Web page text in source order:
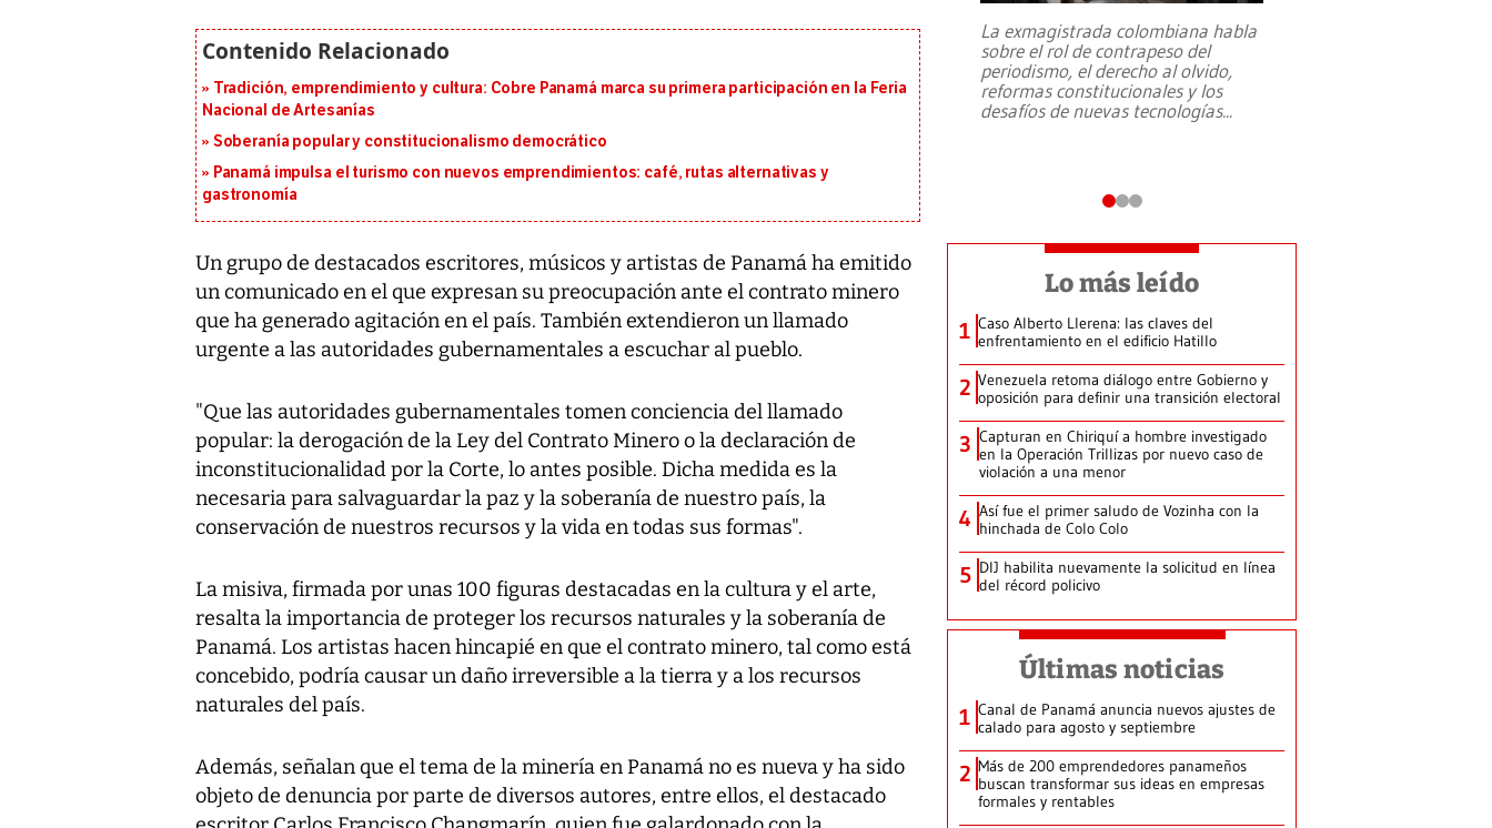
Tradición, emprendimiento y cultura: Cobre Panamá marca su primera participación en la Feria
Nacional de Artesanías
Soberanía popular y constitucionalismo democrático
Panamá impulsa el turismo con nuevos emprendimientos: café, rutas alternativas y
gastronomía
Un grupo de destacados escritores, músicos y artistas de Panamá ha emitido
un comunicado en el que expresan su preocupación ante el contrato minero
que ha generado agitación en el país. También extendieron un llamado
urgente a las autoridades gubernamentales a escuchar al pueblo.
"Que las autoridades gubernamentales tomen conciencia del llamado
popular: la derogación de la Ley del Contrato Minero o la declaración de
inconstitucionalidad por la Corte, lo antes posible. Dicha medida es la
necesaria para salvaguardar la paz y la soberanía de nuestro país, la
conservación de nuestros recursos y la vida en todas sus formas".
La misiva, firmada por unas 100 figuras destacadas en la cultura y el arte,
resalta la importancia de proteger los recursos naturales y la soberanía de
Panamá. Los artistas hacen hincapié en que el contrato minero, tal como está
concebido, podría causar un daño irreversible a la tierra y a los recursos
naturales del país.
Además, señalan que el tema de la minería en Panamá no es nueva y ha sido
objeto de denuncia por parte de diversos autores, entre ellos, el destacado
al sur de Japón, provocando una
La exmagistrada colombiana habla
sobre el rol de contrapeso del
periodismo, el derecho al olvido,
reformas constitucionales y los
desafíos de nuevas tecnologías...
Lo más leído
1 Caso Alberto Llerena: las claves del
enfrentamiento en el edificio Hatillo
2 Venezuela retoma diálogo entre Gobierno y
oposición para definir una transición electoral
3 Capturan en Chiriquí a hombre investigado
en la Operación Trillizas por nuevo caso de
violación a una menor
4 Así fue el primer saludo de Vozinha con la
hinchada de Colo Colo
5 DIJ habilita nuevamente la solicitud en línea
del récord policivo
Últimas noticias
1 Canal de Panamá anuncia nuevos ajustes de
calado para agosto y septiembre
2 Más de 200 emprendedores panameños
buscan transformar sus ideas en empresas
formales y rentables